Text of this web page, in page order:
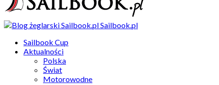
Sailbook.pl
Sailbook Cup
Aktualności
Polska
Świat
Motorowodne